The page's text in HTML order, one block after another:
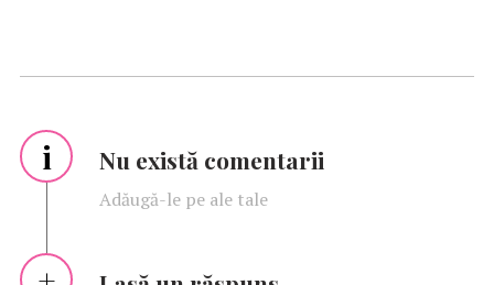
i Nu există comentarii
Adăugă-le pe ale tale